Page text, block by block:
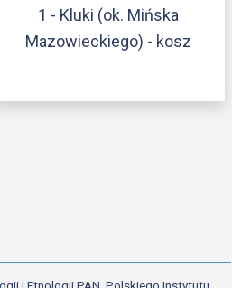
1 - Kluki (ok. Mińska
Mazowieckiego) - kosz
i Etnologii PAN, Polskiego Instytutu